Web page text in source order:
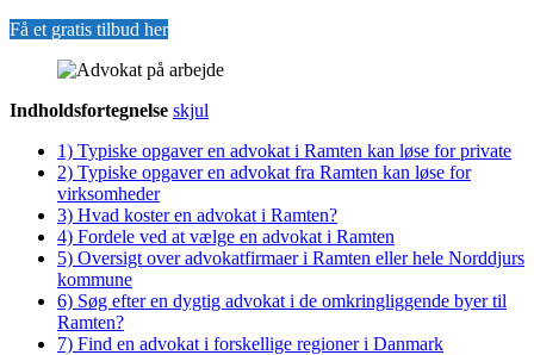
Få et gratis tilbud her
Indholdsfortegnelse skjul
1) Typiske opgaver en advokat i Ramten kan løse for private
2) Typiske opgaver en advokat fra Ramten kan løse for
virksomheder
3) Hvad koster en advokat i Ramten?
4) Fordele ved at vælge en advokat i Ramten
5) Oversigt over advokatfirmaer i Ramten eller hele Norddjurs
kommune
6) Søg efter en dygtig advokat i de omkringliggende byer til
Ramten?
7) Find en advokat i forskellige regioner i Danmark